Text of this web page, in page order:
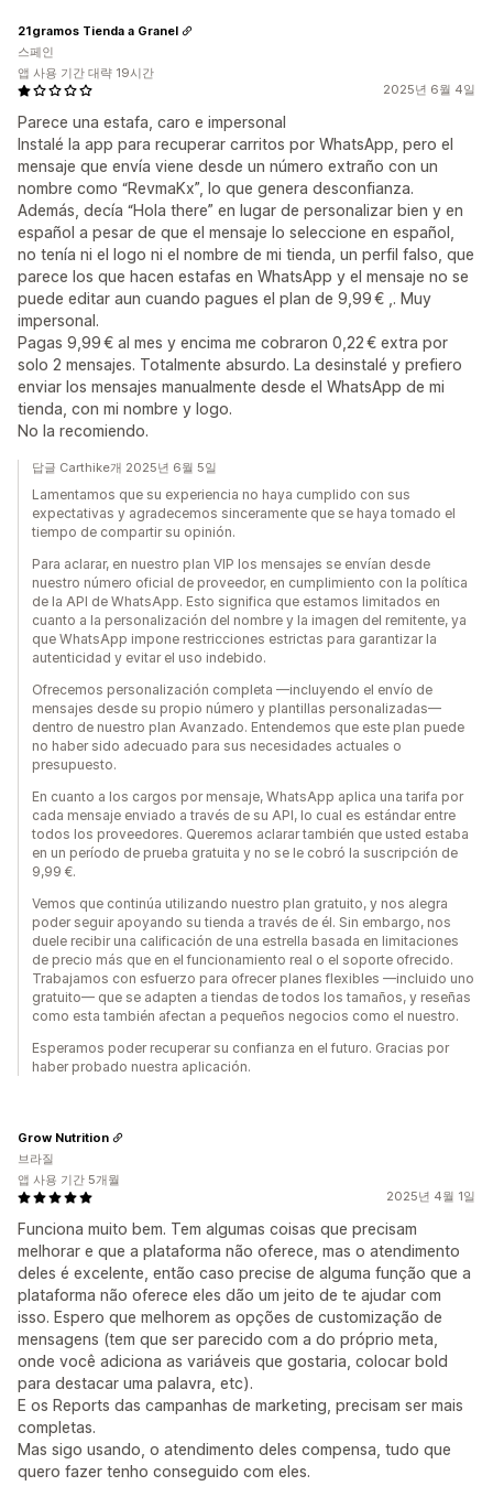
2025년 6월 4일
Parece una estafa, caro e impersonal
Instalé la app para recuperar carritos por WhatsApp, pero el
mensaje que envía viene desde un número extraño con un
nombre como “RevmaKx”, lo que genera desconfianza.
Además, decía “Hola there” en lugar de personalizar bien y en
español a pesar de que el mensaje lo seleccione en español,
no tenía ni el logo ni el nombre de mi tienda, un perfil falso, que
parece los que hacen estafas en WhatsApp y el mensaje no se
puede editar aun cuando pagues el plan de 9,99 € ,. Muy
impersonal.
Pagas 9,99 € al mes y encima me cobraron 0,22 € extra por
solo 2 mensajes. Totalmente absurdo. La desinstalé y prefiero
enviar los mensajes manualmente desde el WhatsApp de mi
tienda, con mi nombre y logo.
No la recomiendo.
21gramos Tienda a Granel
스페인
앱 사용 기간 대략 19시간
답글 Carthike개 2025년 6월 5일
Lamentamos que su experiencia no haya cumplido con sus
expectativas y agradecemos sinceramente que se haya tomado el
tiempo de compartir su opinión.
Para aclarar, en nuestro plan VIP los mensajes se envían desde
nuestro número oficial de proveedor, en cumplimiento con la política
de la API de WhatsApp. Esto significa que estamos limitados en
cuanto a la personalización del nombre y la imagen del remitente, ya
que WhatsApp impone restricciones estrictas para garantizar la
autenticidad y evitar el uso indebido.
Ofrecemos personalización completa —incluyendo el envío de
mensajes desde su propio número y plantillas personalizadas—
dentro de nuestro plan Avanzado. Entendemos que este plan puede
no haber sido adecuado para sus necesidades actuales o
presupuesto.
En cuanto a los cargos por mensaje, WhatsApp aplica una tarifa por
cada mensaje enviado a través de su API, lo cual es estándar entre
todos los proveedores. Queremos aclarar también que usted estaba
en un período de prueba gratuita y no se le cobró la suscripción de
9,99 €.
Vemos que continúa utilizando nuestro plan gratuito, y nos alegra
poder seguir apoyando su tienda a través de él. Sin embargo, nos
duele recibir una calificación de una estrella basada en limitaciones
de precio más que en el funcionamiento real o el soporte ofrecido.
Trabajamos con esfuerzo para ofrecer planes flexibles —incluido uno
gratuito— que se adapten a tiendas de todos los tamaños, y reseñas
como esta también afectan a pequeños negocios como el nuestro.
Esperamos poder recuperar su confianza en el futuro. Gracias por
haber probado nuestra aplicación.
2025년 4월 1일
Funciona muito bem. Tem algumas coisas que precisam
melhorar e que a plataforma não oferece, mas o atendimento
deles é excelente, então caso precise de alguma função que a
plataforma não oferece eles dão um jeito de te ajudar com
isso. Espero que melhorem as opções de customização de
mensagens (tem que ser parecido com a do próprio meta,
onde você adiciona as variáveis que gostaria, colocar bold
para destacar uma palavra, etc).
E os Reports das campanhas de marketing, precisam ser mais
completas.
Mas sigo usando, o atendimento deles compensa, tudo que
quero fazer tenho conseguido com eles.
Grow Nutrition
브라질
앱 사용 기간 5개월